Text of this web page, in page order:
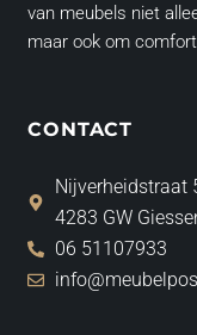
van meubels niet
maar ook om
CONTACT
Nijverheidstraat
4283 GW
06 51107933